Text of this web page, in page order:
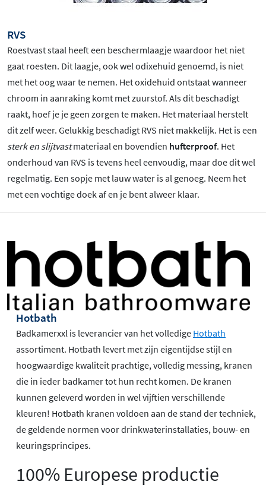
RVS
Roestvast staal heeft een beschermlaagje waardoor het niet
gaat roesten. Dit laagje, ook wel odixehuid genoemd, is niet
met het oog waar te nemen. Het oxidehuid ontstaat wanneer
chroom in aanraking komt met zuurstof. Als dit beschadigt
raakt, hoef je je geen zorgen te maken. Het materiaal herstelt
dit zelf weer. Gelukkig beschadigt RVS niet makkelijk. Het is een
sterk en slijtvastmateriaal en bovendien hufterproof. Het
onderhoud van RVS is tevens heel eenvoudig, maar doe dit wel
regelmatig. Een sopje met lauw water is al genoeg. Neem het
met een vochtige doek af en je bent alweer klaar.
Hotbath
Badkamerxxl is leverancier van het volledige Hotbath
assortiment. Hotbath levert met zijn eigentijdse stijl en
hoogwaardige kwaliteit prachtige, volledig messing, kranen
die in ieder badkamer tot hun recht komen. De kranen
kunnen geleverd worden in wel vijftien verschillende
kleuren! Hotbath kranen voldoen aan de stand der techniek,
de geldende normen voor drinkwaterinstallaties, bouw- en
keuringsprincipes.
100% Europese productie